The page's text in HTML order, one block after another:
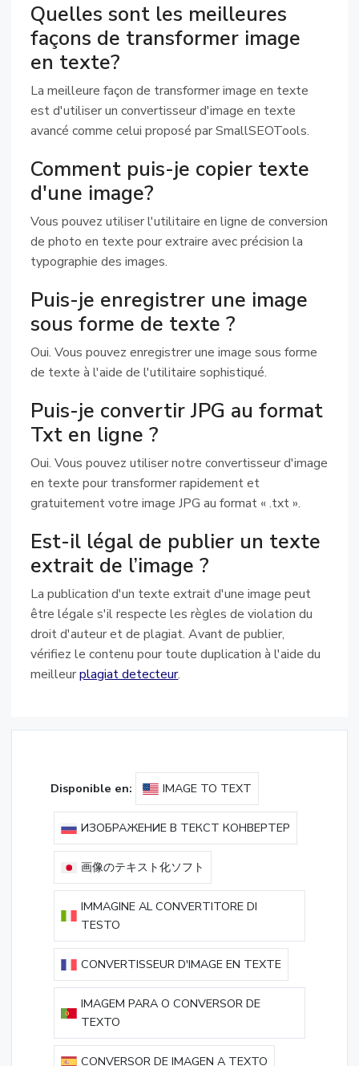
Quelles sont les meilleures
façons de transformer image
en texte?
La meilleure façon de transformer image en texte
est d'utiliser un convertisseur d'image en texte
avancé comme celui proposé par SmallSEOTools.
Comment puis-je copier texte
d'une image?
Vous pouvez utiliser l'utilitaire en ligne de conversion
de photo en texte pour extraire avec précision la
typographie des images.
Puis-je enregistrer une image
sous forme de texte ?
Oui. Vous pouvez enregistrer une image sous forme
de texte à l'aide de l'utilitaire sophistiqué.
Puis-je convertir JPG au format
Txt en ligne ?
Oui. Vous pouvez utiliser notre convertisseur d'image
en texte pour transformer rapidement et
gratuitement votre image JPG au format « .txt ».
Est-il légal de publier un texte
extrait de l’image ?
La publication d'un texte extrait d'une image peut
être légale s'il respecte les règles de violation du
droit d'auteur et de plagiat. Avant de publier,
vérifiez le contenu pour toute duplication à l'aide du
meilleurplagiat detecteur.
Disponible en: IMAGE TO TEXT
ИЗОБРАЖЕНИЕ В ТЕКСТ КОНВЕРТЕР
画像のテキスト化ソフト
IMMAGINE AL CONVERTITORE DI
TESTO
CONVERTISSEUR D'IMAGE EN TEXTE
IMAGEM PARA O CONVERSOR DE
TEXTO
CONVERSOR DE IMAGEN A TEXTO